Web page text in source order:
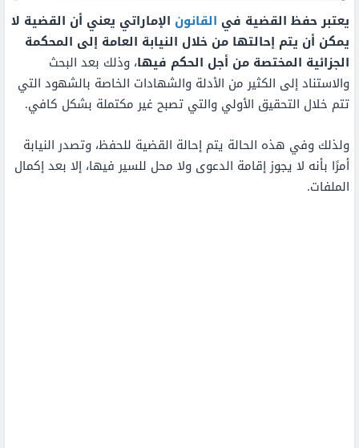
يعتبر حفظ القضية في القانون الإماراتي يعني أن القضية لا
يمكن أن يتم إحالتها من خلال النيابة العامة إلى المحكمة
الجزائية المختصة من أجل الحكم فيها، وذلك بعد البحث
والاستناد إلى الكثير من الأدلة والشهادات الخاصة بالشهود التي
تتم خلال التحقيق الأولي والتي تصبح غير مكتملة بشكل كافي.
ولذلك وفي هذه الحالة يتم إحالة القضية للحفظ، وتصدر النيابة
أمرًا بأنه لا يجوز إقامة الدعوى ولا محل للسير فيها، إلا بعد إكمال
الملفات.